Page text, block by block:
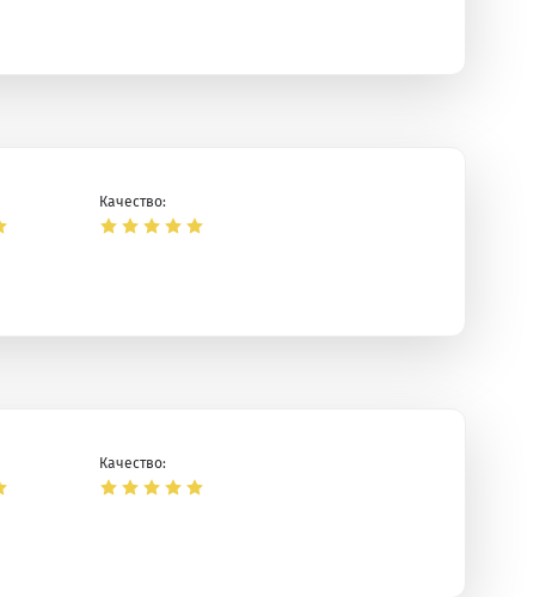
Качество:
Качество: